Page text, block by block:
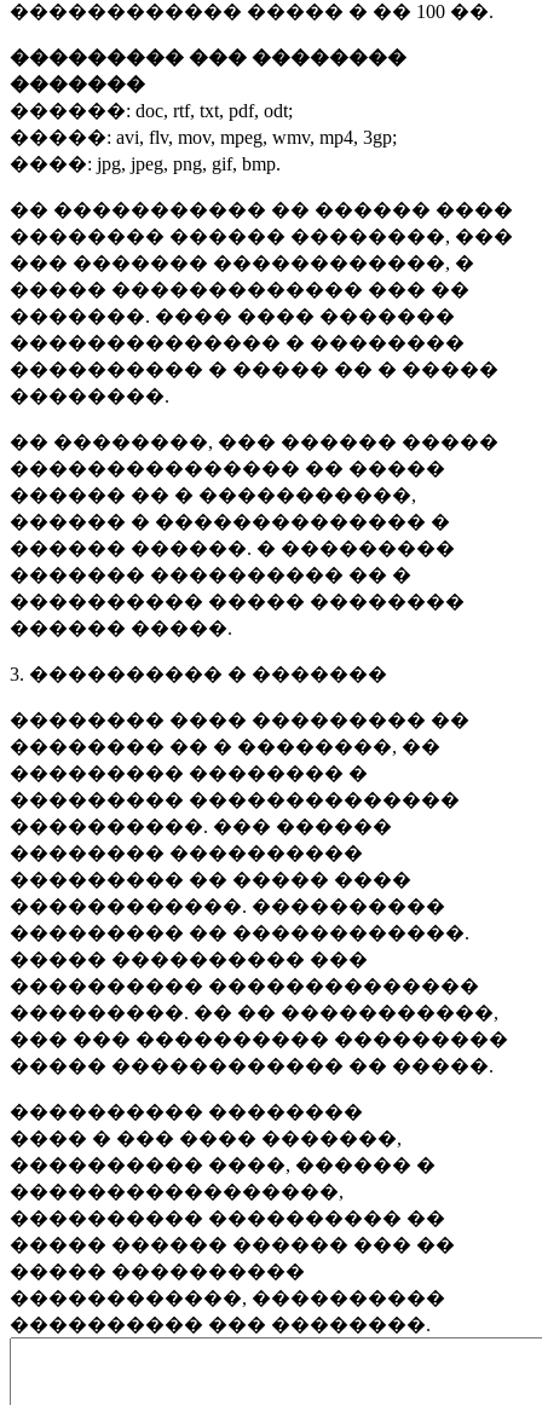
������������ ����� � �� 100 ��.
��������� ��� ��������
�������
������: doc, rtf, txt, pdf, odt;
�����: avi, flv, mov, mpeg, wmv, mp4, 3gp;
����: jpg, jpeg, png, gif, bmp.
�� ����������� �� ������ ����
�������� ������ ��������, ���
��� ������� ������������, �
����� ������������� ��� ��
�������. ���� ���� �������
�������������� � ��������
���������� � ����� �� � �����
��������.
�� ��������, ��� ������ �����
��������������� �� �����
������ �� � �����������,
������ � �������������� �
������ ������. � ���������
������� ���������� �� �
���������� ����� ��������
������ �����.
3. ���������� � �������
�������� ���� ��������� ��
�������� �� � ��������, ��
��������� �������� �
��������� ��������������
����������. ��� ������
�������� ����������
��������� �� ����� ����
������������. ����������
��������� �� ������������.
����� ���������� ���
���������� ��������������
���������. �� �� �����������,
��� ��� ���������� ���������
����� ������������ �� �����.
���������� ��������
���� � ��� ���� �������,
���������� ����, ������ �
�����������������,
���������� ���������� ��
����� ������ ������ ��� ��
����� ����������
������������, ����������
���������� ��� ��������.